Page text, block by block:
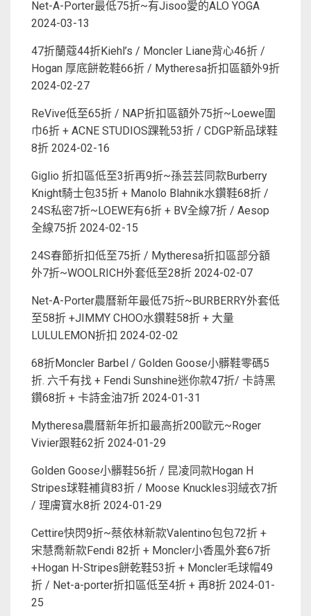
Net-A-Porter最低75折~有Jisoo愛的ALO YOGA
2024-03-13
47折蘭蔻44折Kiehl’s / Moncler Liane背心46折 /
Hogan 厚底餅乾鞋66折 / Mytheresa折扣區額外9折
2024-02-27
ReVive低至65折 / NAP折扣區額外75折~Loewe圍
巾6折 + ACNE STUDIOS踝靴53折 / CDGP新品球鞋
8折 2024-02-16
Giglio 折扣區低至3折再9折~孫芸芸同款Burberry
Knight騎士包35折 + Manolo Blahnik水鑽鞋68折 /
24S私密7折~LOEWE有6折 + BV全線7折 / Aesop
全線75折 2024-02-15
24S春節折扣低至75折 / Mytheresa折扣區部分額
外7折~WOOLRICH外套低至28折 2024-02-07
Net-A-Porter農曆新年最低75折~BURBERRY外套低
至58折 +JIMMY CHOO水鑽鞋58折 + 大量
LULULEMON折扣 2024-02-02
68折Moncler Barbel / Golden Goose小髒鞋零碼5
折. 六千有找 + Fendi Sunshine迷你款47折/ 卡詩黑
鑽68折 + 卡詩金油7折 2024-01-31
Mytheresa農曆新年折扣最高折200歐元~Roger
Vivier跟鞋62折 2024-01-29
Golden Goose小髒鞋56折 / 昆凌同款Hogan H
Stripes球鞋補貨83折 / Moose Knuckles羽絨衣7折
/ 理膚寶水8折 2024-01-29
Cettire快閃9折~蔡依林新款Valentino包包72折 +
宋慧喬新款Fendi 82折 + Moncler小香風外套67折
+Hogan H-Stripes餅乾鞋53折 + Moncler毛球帽49
折 / Net-a-porter折扣區低至4折 + 再8折 2024-01-
25